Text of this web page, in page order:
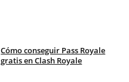
Cómo conseguir Pass Royale
gratis en Clash Royale